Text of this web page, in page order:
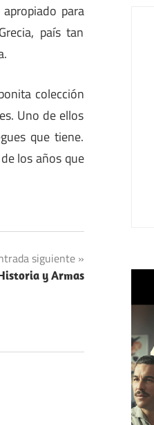
para
país tan
colección
Uno de ellos
que tiene.
los años que
siguiente
y Armas